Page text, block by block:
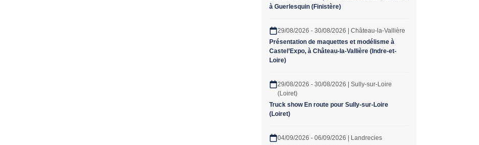
à Guerlesquin (Finistère)
29/08/2026 - 30/08/2026 | Château-la-Vallière
Présentation de maquettes et modélisme à
Castel’Expo, à Château-la-Vallière (Indre-et-
Loire)
29/08/2026 - 30/08/2026 | Sully-sur-Loire
(Loiret)
Truck show En route pour Sully-sur-Loire
(Loiret)
04/09/2026 - 06/09/2026 | Landrecies